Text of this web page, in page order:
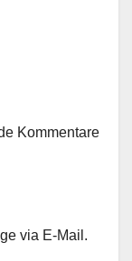
Kommentare
via E-Mail.